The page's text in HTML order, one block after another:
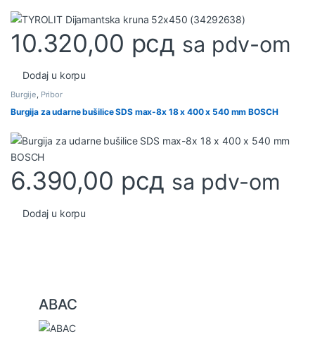
10.320,00 рсд sa pdv-om
Dodaj u korpu
Burgije Pribor
Burgija za udarne bušilice SDS max-8x 18 x 400 x 540 mm BOSCH
6.390,00 рсд sa pdv-om
Dodaj u korpu
ABAC